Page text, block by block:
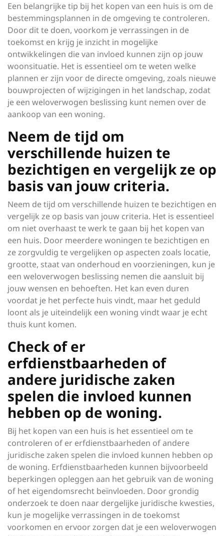
Een belangrijke tip bij het kopen van een huis is om de
bestemmingsplannen in de omgeving te controleren.
Door dit te doen, voorkom je verrassingen in de
toekomst en krijg je inzicht in mogelijke
ontwikkelingen die van invloed kunnen zijn op jouw
woonsituatie. Het is essentieel om te weten welke
plannen er zijn voor de directe omgeving, zoals nieuwe
bouwprojecten of wijzigingen in het landschap, zodat
je een weloverwogen beslissing kunt nemen over de
aankoop van een woning.
Neem de tijd om
verschillende huizen te
bezichtigen en vergelijk ze op
basis van jouw criteria.
Neem de tijd om verschillende huizen te bezichtigen en
vergelijk ze op basis van jouw criteria. Het is essentieel
om niet overhaast te werk te gaan bij het kopen van
een huis. Door meerdere woningen te bezichtigen en
ze zorgvuldig te vergelijken op aspecten zoals locatie,
grootte, staat van onderhoud en voorzieningen, kun je
een weloverwogen beslissing nemen die aansluit bij
jouw wensen en behoeften. Het kan even duren
voordat je het perfecte huis vindt, maar het geduld
loont als je uiteindelijk een woning vindt waar je echt
thuis kunt komen.
Check of er
erfdienstbaarheden of
andere juridische zaken
spelen die invloed kunnen
hebben op de woning.
Bij het kopen van een huis is het essentieel om te
controleren of er erfdienstbaarheden of andere
juridische zaken spelen die invloed kunnen hebben op
de woning. Erfdienstbaarheden kunnen bijvoorbeeld
beperkingen opleggen aan het gebruik van de woning
of het eigendomsrecht beïnvloeden. Door grondig
onderzoek te doen naar dergelijke juridische kwesties,
kun je mogelijke verrassingen in de toekomst
voorkomen en ervoor zorgen dat je een weloverwogen